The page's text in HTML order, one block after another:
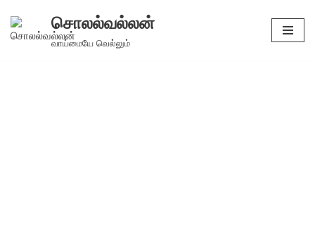
Skip
சொலல்வல்லன்
வாய்மையே வெல்லும்